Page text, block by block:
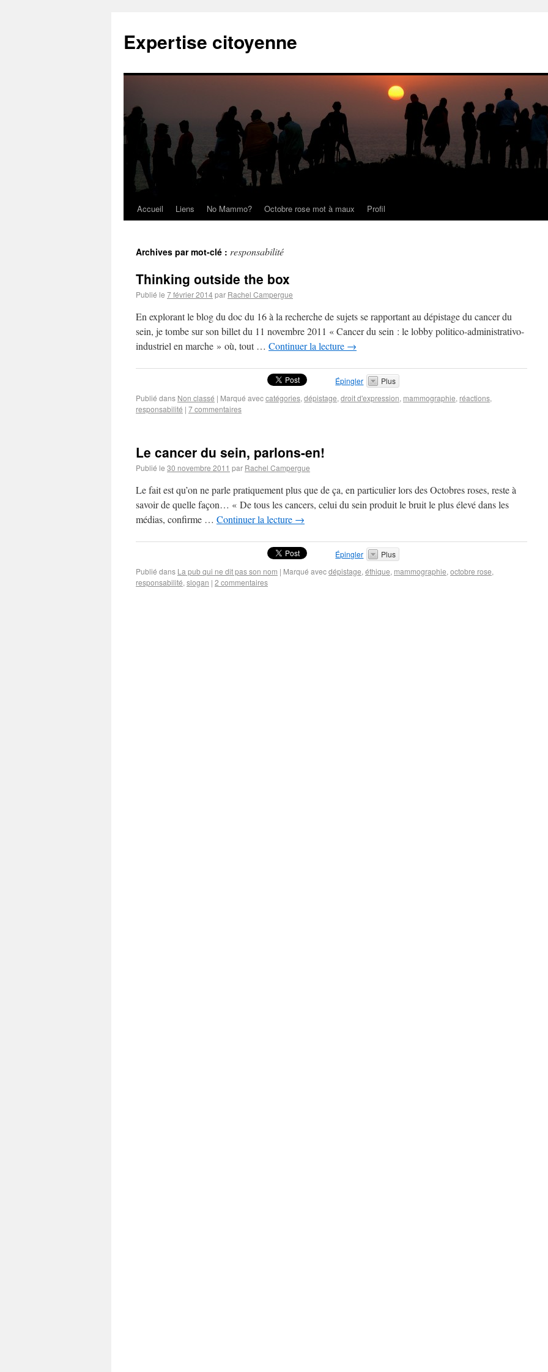
Expertise citoyenne
Accueil Liens No Mammo? Octobre rose mot à maux Profil
Archives par mot-clé : responsabilité
Thinking outside the box
Publié le 7 février 2014par Rachel Campergue
En explorant le blog du doc du 16 à la recherche de sujets se rapportant au dépistage du cancer du
sein, je tombe sur son billet du 11 novembre 2011 « Cancer du sein : le lobby politico-administrativo-
industriel en marche » où, tout … Continuer la lecture →
Épingler
Plus
Publié dans Non classé | Marqué aveccatégories, dépistage, droit d'expression, mammographie, réactions,
responsabilité | 7 commentaires
Le cancer du sein, parlons-en!
Publié le 30 novembre 2011 par Rachel Campergue
Le fait est qu’on ne parle pratiquement plus que de ça, en particulier lors des Octobres roses, reste à
savoir de quelle façon… « De tous les cancers, celui du sein produit le bruit le plus élevé dans les
médias, confirme … Continuer la lecture →
Épingler
Plus
Publié dans La pub qui ne dit pas son nom | Marqué avecdépistage, éthique, mammographie, octobre rose,
responsabilité, slogan | 2 commentaires